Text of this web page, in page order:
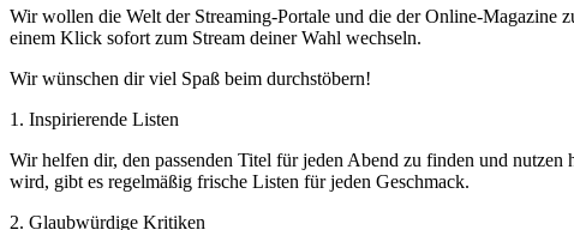
Wir wollen die Welt der Streaming-Portale und die der Online-Magazine
einem Klick sofort zum Stream deiner Wahl wechseln.
Wir wünschen dir viel Spaß beim durchstöbern!
1. Inspirierende Listen
Wir helfen dir, den passenden Titel für jeden Abend zu finden und
wird, gibt es regelmäßig frische Listen für jeden Geschmack.
2. Glaubwürdige Kritiken